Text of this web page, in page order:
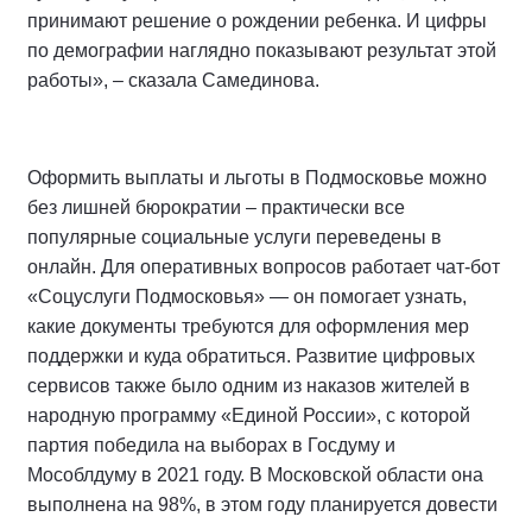
принимают решение о рождении ребенка. И цифры
по демографии наглядно показывают результат этой
работы», – сказала Самединова.
Оформить выплаты и льготы в Подмосковье можно
без лишней бюрократии – практически все
популярные социальные услуги переведены в
онлайн. Для оперативных вопросов работает чат-бот
«Соцуслуги Подмосковья» — он помогает узнать,
какие документы требуются для оформления мер
поддержки и куда обратиться. Развитие цифровых
сервисов также было одним из наказов жителей в
народную программу «Единой России», с которой
партия победила на выборах в Госдуму и
Мособлдуму в 2021 году. В Московской области она
выполнена на 98%, в этом году планируется довести